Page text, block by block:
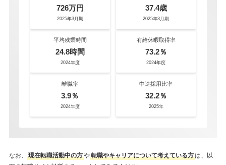
726万円
2025年3月期
37.4歳
2025年3月期
平均残業時間
24.8時間
2024年度
有給休暇取得率
73.2％
2024年度
離職率
3.9％
2024年度
中途採用比率
32.2％
2025年
なお、 現在転職活動中の方や転職やキャリアについて考えている方は、以